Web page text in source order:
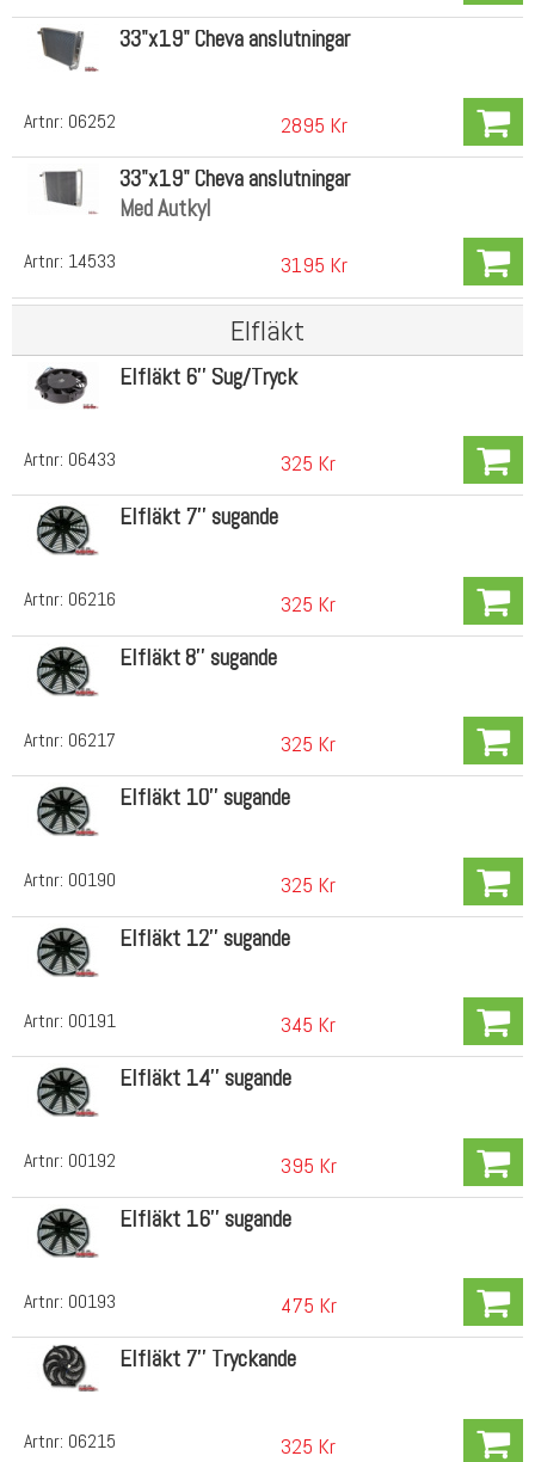
Artnr: 06252
33"x19" Cheva anslutningar
2895 Kr
Artnr: 14533
33"x19" Cheva anslutningar
Med Autkyl
3195 Kr
Elfläkt
Artnr: 06433
Elfläkt 6'' Sug/Tryck
325 Kr
Artnr: 06216
Elfläkt 7'' sugande
325 Kr
Artnr: 06217
Elfläkt 8'' sugande
325 Kr
Artnr: 00190
Elfläkt 10'' sugande
325 Kr
Artnr: 00191
Elfläkt 12'' sugande
345 Kr
Artnr: 00192
Elfläkt 14'' sugande
395 Kr
Artnr: 00193
Elfläkt 16'' sugande
475 Kr
Artnr: 06215
Elfläkt 7'' Tryckande
325 Kr